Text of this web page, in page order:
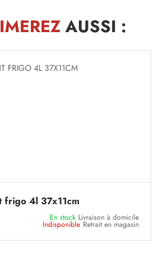
AUSSI :
frigo 4l 37x11cm
En stock Livraison à domicile
Indisponible Retrait en magasin